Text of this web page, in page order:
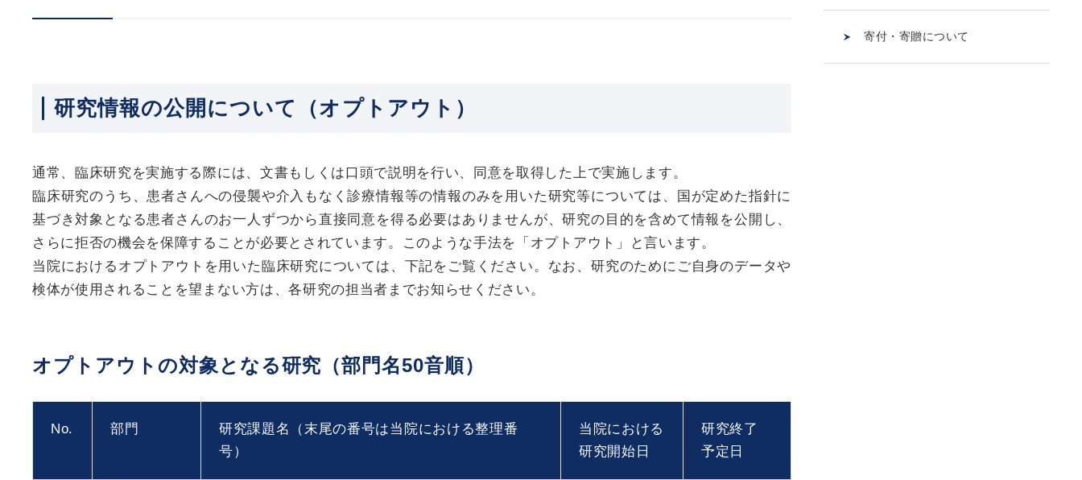
研究情報の公開について（オプトアウト）
通常、臨床研究を実施する際には、文書もしくは口頭で説明を行い、同意を取得した上で実施します。
臨床研究のうち、患者さんへの侵襲や介入もなく診療情報等の情報のみを用いた研究等については、国が定めた指針に
基づき対象となる患者さんのお一人ずつから直接同意を得る必要はありませんが、研究の目的を含めて情報を公開し、
さらに拒否の機会を保障することが必要とされています。このような手法を「オプトアウト」と言います。
当院におけるオプトアウトを用いた臨床研究については、下記をご覧ください。なお、研究のためにご自身のデータや
検体が使用されることを望まない方は、各研究の担当者までお知らせください。
オプトアウトの対象となる研究（部門名50音順）
No. 部門
研究課題名（末尾の番号は当院における整理番
号）
当院における
研究開始日
研究終了
予定日
寄付・寄贈について